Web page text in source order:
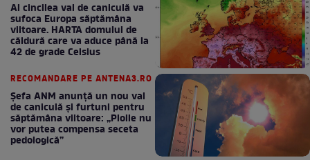
Al cincilea val de caniculă va
sufoca Europa săptămâna
viitoare. HARTA domului de
căldură care va aduce până la
42 de grade Celsius
RECOMANDARE PE ANTENA3.RO
Șefa ANM anunță un nou val
de caniculă și furtuni pentru
săptămâna viitoare: „Ploile nu
vor putea compensa seceta
pedologică”